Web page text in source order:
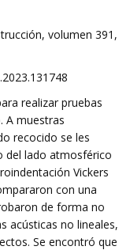
volumen 391,
realizar pruebas
A muestras
recocido se les
del lado atmosférico
Vickers
con una
de forma no
acústicas no lineales,
Se encontró que